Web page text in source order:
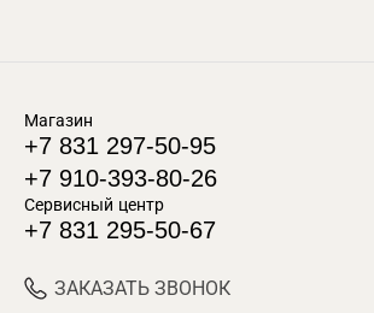
Магазин
+7 831 297-50-95
+7 910-393-80-26
Сервисный центр
+7 831 295-50-67
ЗАКАЗАТЬ ЗВОНОК